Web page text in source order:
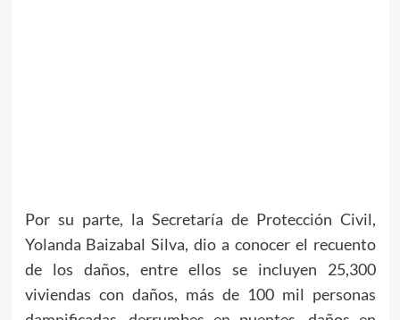
Por su parte, la Secretaría de Protección Civil,
Yolanda Baizabal Silva, dio a conocer el recuento
de los daños, entre ellos se incluyen 25,300
viviendas con daños, más de 100 mil personas